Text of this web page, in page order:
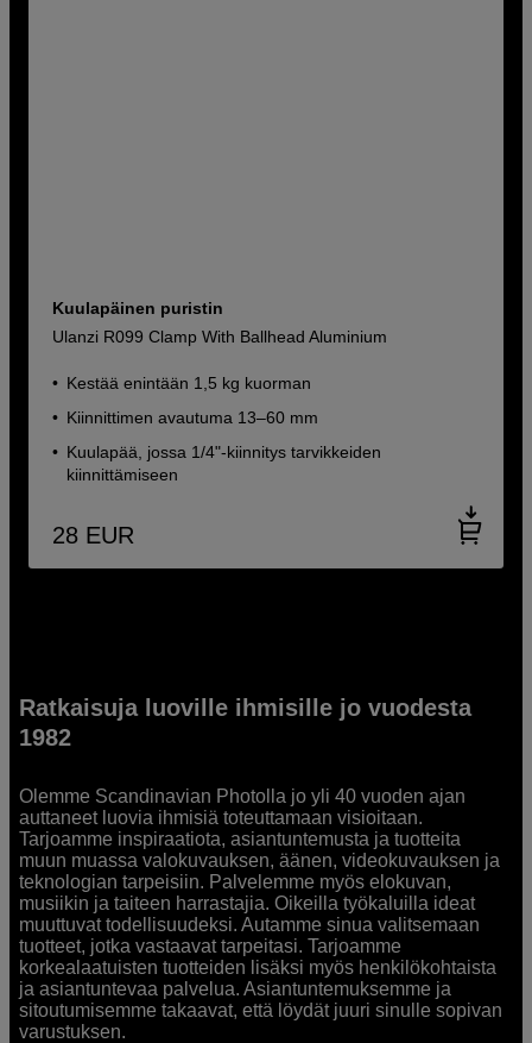
Kuulapäinen puristin
Ulanzi R099 Clamp With Ballhead Aluminium
Kestää enintään 1,5 kg kuorman
Kiinnittimen avautuma 13–60 mm
Kuulapää, jossa 1/4"-kiinnitys tarvikkeiden
kiinnittämiseen
28 EUR
Ratkaisuja luoville ihmisille jo vuodesta
1982
Olemme Scandinavian Photolla jo yli 40 vuoden ajan
auttaneet luovia ihmisiä toteuttamaan visioitaan.
Tarjoamme inspiraatiota, asiantuntemusta ja tuotteita
muun muassa valokuvauksen, äänen, videokuvauksen ja
teknologian tarpeisiin. Palvelemme myös elokuvan,
musiikin ja taiteen harrastajia. Oikeilla työkaluilla ideat
muuttuvat todellisuudeksi. Autamme sinua valitsemaan
tuotteet, jotka vastaavat tarpeitasi. Tarjoamme
korkealaatuisten tuotteiden lisäksi myös henkilökohtaista
ja asiantuntevaa palvelua. Asiantuntemuksemme ja
sitoutumisemme takaavat, että löydät juuri sinulle sopivan
varustuksen.